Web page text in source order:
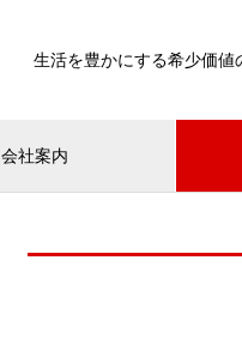
生活を豊かにする希少価
会社案内